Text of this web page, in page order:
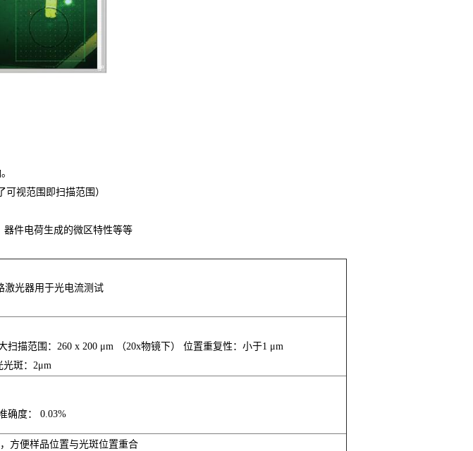
视范围即扫描范围）
件电荷生成的微区特性等等
激光器用于光电流测试
描范围：260 x 200 μm （20x物镜下） 位置重复性：小于1 μm
光斑：2μm
确度： 0.03%
方便样品位置与光斑位置重合